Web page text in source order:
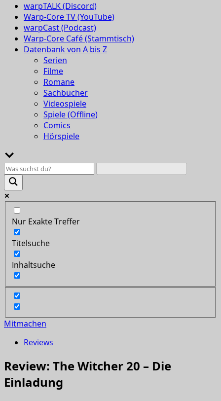
warpTALK (Discord)
Warp-Core TV (YouTube)
warpCast (Podcast)
Warp-Core Café (Stammtisch)
Datenbank von A bis Z
Serien
Filme
Romane
Sachbücher
Videospiele
Spiele (Offline)
Comics
Hörspiele
Nur Exakte Treffer
Titelsuche
Inhaltsuche
Mitmachen
Reviews
Review: The Witcher 20 – Die
Einladung